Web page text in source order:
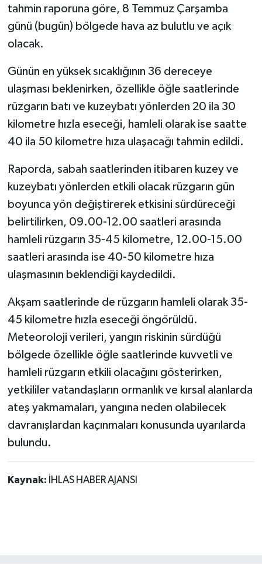
tahmin raporuna göre, 8 Temmuz Çarşamba
günü (bugün) bölgede hava az bulutlu ve açık
olacak.
Günün en yüksek sıcaklığının 36 dereceye
ulaşması beklenirken, özellikle öğle saatlerinde
rüzgarın batı ve kuzeybatı yönlerden 20 ila 30
kilometre hızla eseceği, hamleli olarak ise saatte
40 ila 50 kilometre hıza ulaşacağı tahmin edildi.
Raporda, sabah saatlerinden itibaren kuzey ve
kuzeybatı yönlerden etkili olacak rüzgarın gün
boyunca yön değiştirerek etkisini sürdüreceği
belirtilirken, 09.00-12.00 saatleri arasında
hamleli rüzgarın 35-45 kilometre, 12.00-15.00
saatleri arasında ise 40-50 kilometre hıza
ulaşmasının beklendiği kaydedildi.
Akşam saatlerinde de rüzgarın hamleli olarak 35-
45 kilometre hızla eseceği öngörüldü.
Meteoroloji verileri, yangın riskinin sürdüğü
bölgede özellikle öğle saatlerinde kuvvetli ve
hamleli rüzgarın etkili olacağını gösterirken,
yetkililer vatandaşların ormanlık ve kırsal alanlarda
ateş yakmamaları, yangına neden olabilecek
davranışlardan kaçınmaları konusunda uyarılarda
bulundu.
Kaynak: İHLAS HABER AJANSI